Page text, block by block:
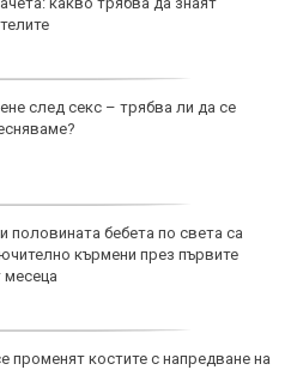
след секс – трябва ли да се
половината бебета по света са
кърмени през първите
променят костите с напредване на